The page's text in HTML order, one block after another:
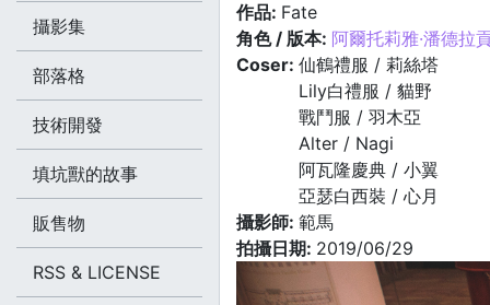
作品: Fate
角色 / 版本: 阿爾托莉雅·潘德拉
Coser: 仙鶴禮服 / 莉絲塔
Lily白禮服 / 貓野
戰鬥服 / 羽木亞
Alter / Nagi
阿瓦隆慶典 / 小翼
亞瑟白西裝 / 心月
攝影師: 範馬
拍攝日期: 2019/06/29
攝影集
部落格
技術開發
填坑獸的故事
販售物
RSS & LICENSE